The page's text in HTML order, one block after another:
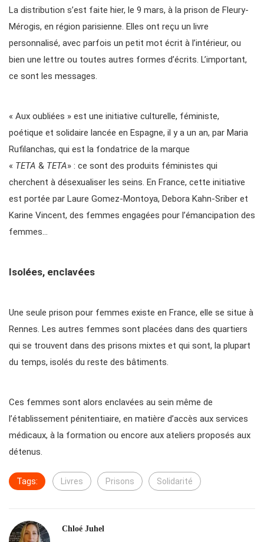
La distribution s’est faite hier, le 9 mars, à la prison de Fleury-
Mérogis, en région parisienne. Elles ont reçu un livre
personnalisé, avec parfois un petit mot écrit à l’intérieur, ou
bien une lettre ou toutes autres formes d’écrits. L’important,
ce sont les messages.
« Aux oubliées » est une initiative culturelle, féministe,
poétique et solidaire lancée en Espagne, il y a un an, par Maria
Rufilanchas, qui est la fondatrice de la marque
« TETA & TETA» : ce sont des produits féministes qui
cherchent à désexualiser les seins. En France, cette initiative
est portée par Laure Gomez-Montoya, Debora Kahn-Sriber et
Karine Vincent, des femmes engagées pour l’émancipation des
femmes…
Isolées, enclavées
Une seule prison pour femmes existe en France, elle se situe à
Rennes. Les autres femmes sont placées dans des quartiers
qui se trouvent dans des prisons mixtes et qui sont, la plupart
du temps, isolés du reste des bâtiments.
Ces femmes sont alors enclavées au sein même de
l’établissement pénitentiaire, en matière d’accès aux services
médicaux, à la formation ou encore aux ateliers proposés aux
détenus.
Tags: Livres Prisons Solidarité
Chloé Juhel